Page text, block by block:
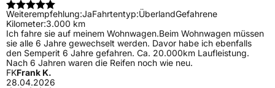
Weiterempfehlung:JaFahrtentyp:ÜberlandGefahrene
Kilometer:3.000 km
Ich fahre sie auf meinem Wohnwagen.Beim Wohnwagen müssen
sie alle 6 Jahre gewechselt werden. Davor habe ich ebenfalls
den Semperit 6 Jahre gefahren. Ca. 20.000km Laufleistung.
Nach 6 Jahren waren die Reifen noch wie neu.
FKFrank K.
28.04.2026